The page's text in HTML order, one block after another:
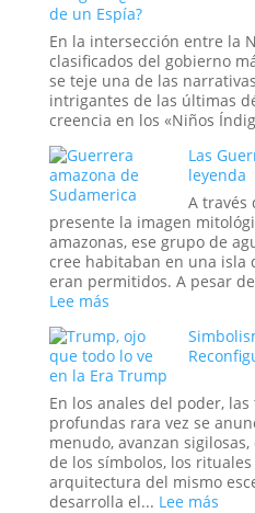
Fin
del
Mundo:
Dentro
de
la
donde
se
Decide
la
Hora
del
Apocalipsis
de un Espía?
En la intersección entre la
clasificados del gobierno
se teje una de las
intrigantes de las últimas
creencia en los «Niños
Las
leyenda
A través
presente la imagen
amazonas, ese grupo de
cree habitaban en una isla
eran permitidos. A pesar
Lee más:
Guerreras
Amazonas:
La
leyenda
en la Era Trump
En los anales del poder,
profundas rara vez se
menudo, avanzan
de los símbolos, los
arquitectura del mismo
desarrolla el... Lee más: